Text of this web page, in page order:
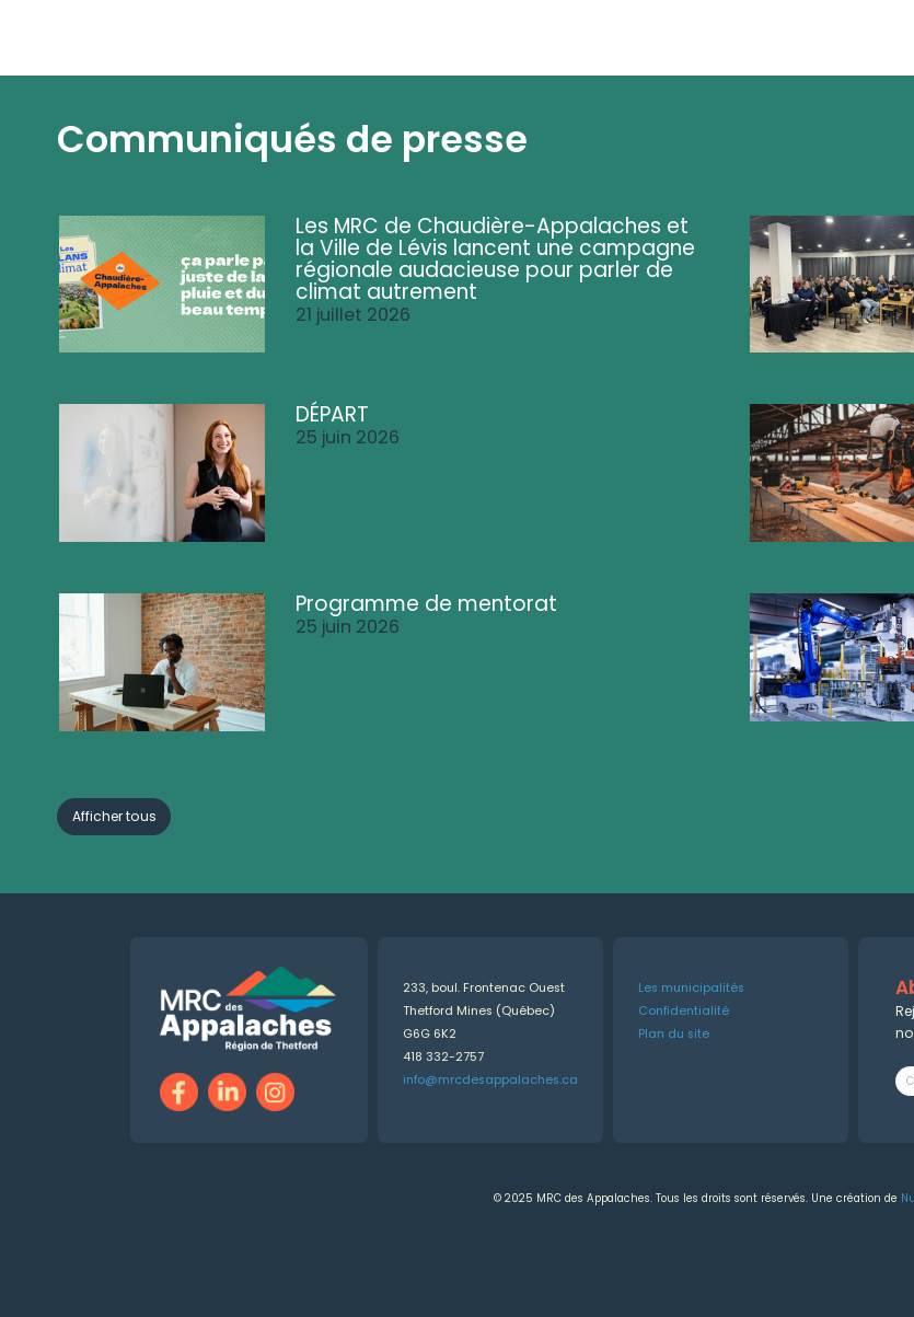
Communiqués de presse
Les MRC de Chaudière-Appalaches et
la Ville de Lévis lancent une campagne
régionale audacieuse pour parler de
climat autrement
21 juillet 2026
DÉPART
25 juin 2026
Programme de mentorat
25 juin 2026
Afficher tous
233, boul. Frontenac Ouest
Thetford Mines (Québec)
G6G 6K2
418 332-2757
info@mrcdesappalaches.ca
Les municipalités
Confidentialité
Plan du site
© 2025 MRC des Appalaches. Tous les droits sont réservés. Une création de